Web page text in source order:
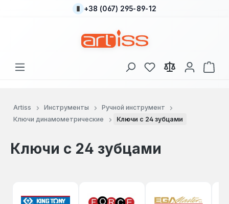
Перейти к основному содержанию
+38 (067) 295-89-12
У вас есть товары
В
Artiss Инструменты
Ручной инструмент
Ключи динамометрические
Ключи с 24 зубцами
Ключи с 24 зубцами